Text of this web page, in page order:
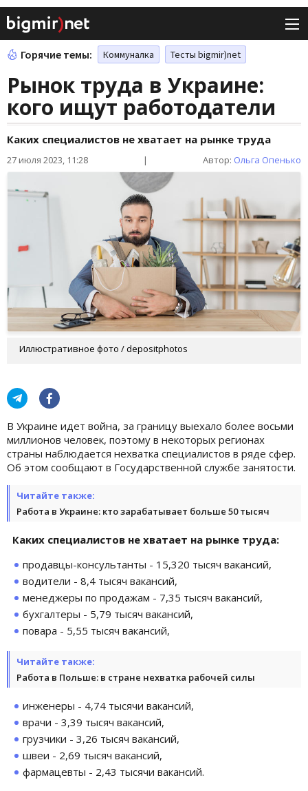
Горячие темы: Коммуналка Тесты bigmir)net
Рынок труда в Украине:
кого ищут работодатели
Каких специалистов не хватает на рынке труда
27 июля 2023, 11:28 | Автор: Ольга Опенько
Иллюстративное фото / depositphotos
В Украине идет война, за границу выехало более восьми
миллионов человек, поэтому в некоторых регионах
страны наблюдается нехватка специалистов в ряде сфер.
Об этом сообщают в Государственной службе занятости.
Читайте также:
Работа в Украине: кто зарабатывает больше 50 тысяч
Каких специалистов не хватает на рынке труда:
продавцы-консультанты - 15,320 тысяч вакансий,
водители - 8,4 тысяч вакансий,
менеджеры по продажам - 7,35 тысяч вакансий,
бухгалтеры - 5,79 тысяч вакансий,
повара - 5,55 тысяч вакансий,
Читайте также:
Работа в Польше: в стране нехватка рабочей силы
инженеры - 4,74 тысячи вакансий,
врачи - 3,39 тысяч вакансий,
грузчики - 3,26 тысяч вакансий,
швеи - 2,69 тысяч вакансий,
фармацевты - 2,43 тысячи вакансий.